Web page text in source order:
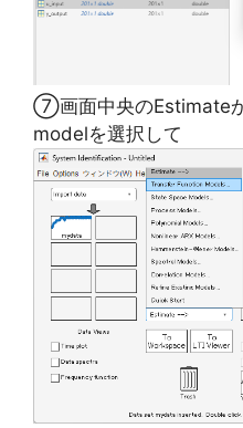
⑦画面中央のEstimate
modelを選択して